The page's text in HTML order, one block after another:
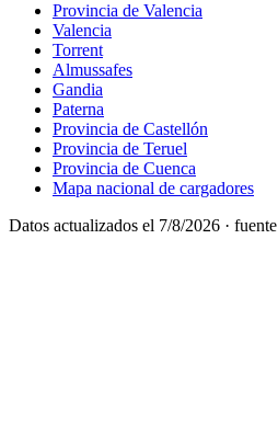
Provincia de Valencia
Valencia
Torrent
Almussafes
Gandia
Paterna
Provincia de Castellón
Provincia de Teruel
Provincia de Cuenca
Mapa nacional de cargadores
Datos actualizados el 7/8/2026 ·